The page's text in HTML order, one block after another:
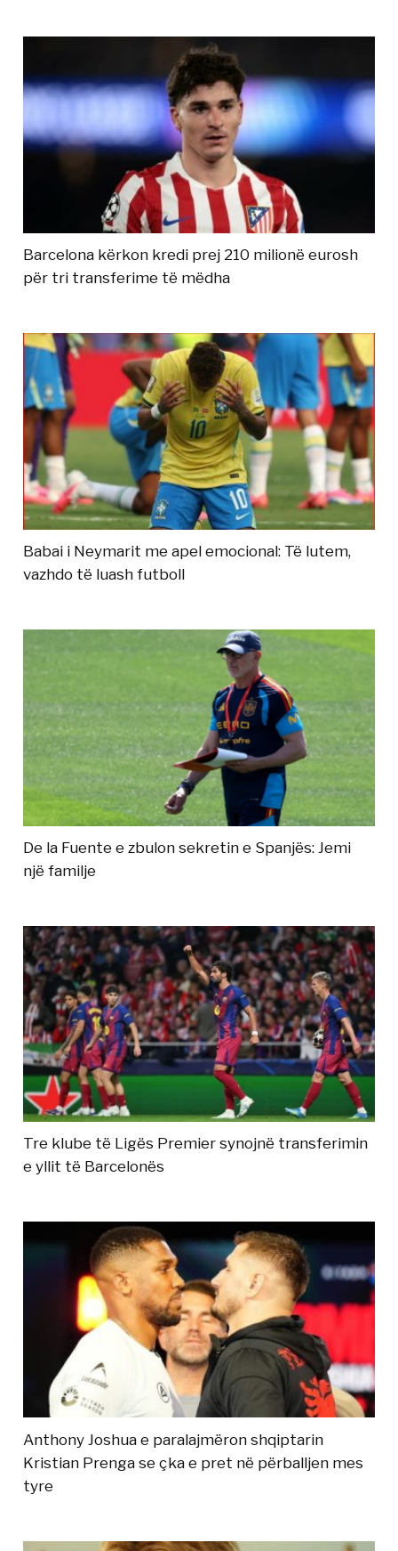
Barcelona kërkon kredi prej 210 milionë eurosh
për tri transferime të mëdha
Babai i Neymarit me apel emocional: Të lutem,
vazhdo të luash futboll
De la Fuente e zbulon sekretin e Spanjës: Jemi
një familje
Tre klube të Ligës Premier synojnë transferimin
e yllit të Barcelonës
Anthony Joshua e paralajmëron shqiptarin
Kristian Prenga se çka e pret në përballjen mes
tyre